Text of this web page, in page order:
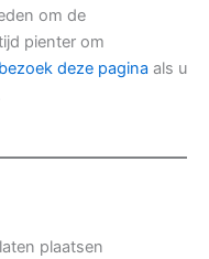
om de
pienter om
bezoek deze pagina als u
plaatsen